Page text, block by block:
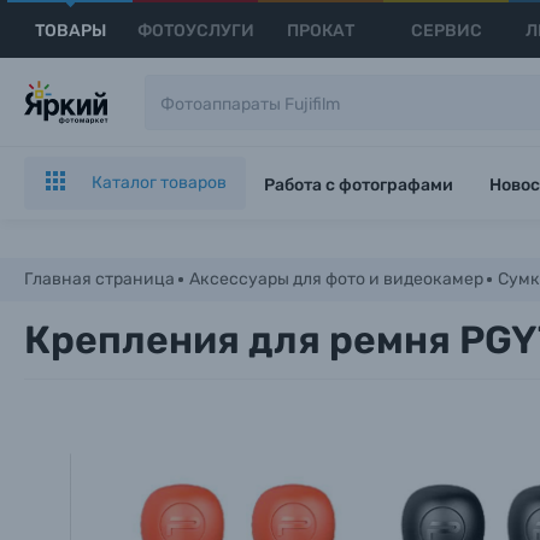
ТОВАРЫ ФОТОУСЛУГИ ПРОКАТ СЕРВИС
Каталог товаров Работа с фотографами
Главная страница Аксессуары для фото и видеокамер
Крепления для ремня